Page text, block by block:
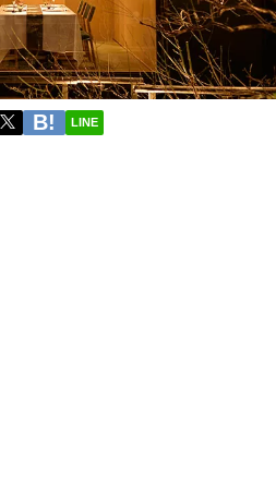
LINE